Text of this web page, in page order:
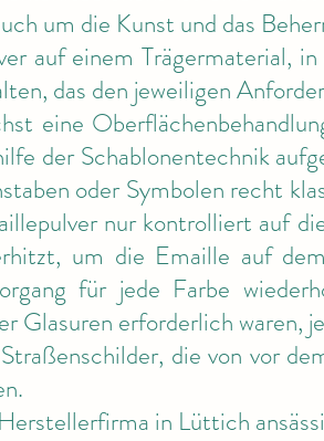
um die Kunst und das
auf einem Trägermaterial,
das den jeweiligen
eine
der Schablonentechnik
oder Symbolen recht
nur kontrolliert auf
um die Emaille auf
für jede Farbe
Glasuren erforderlich waren,
die von vor
in Lüttich